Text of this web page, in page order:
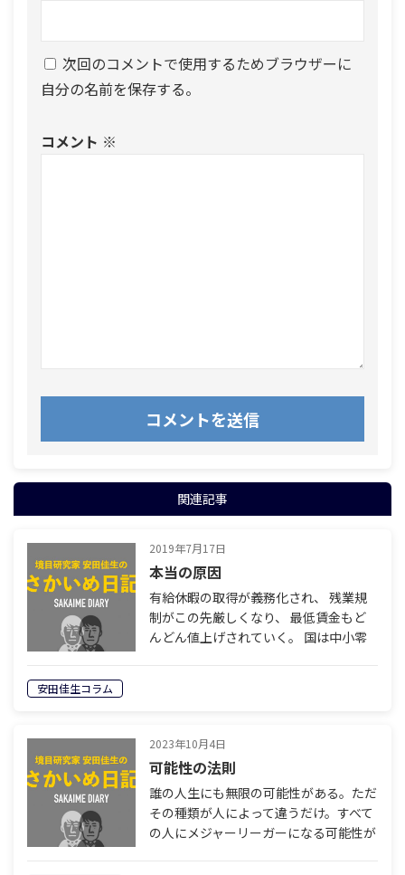
次回のコメントで使用するためブラウザーに
自分の名前を保存する。
コメント ※
関連記事
2019年7月17日
本当の原因
有給休暇の取得が義務化され、 残業規
制がこの先厳しくなり、 最低賃金もど
んどん値上げされていく。 国は中小零
安田佳生コラム
2023年10月4日
可能性の法則
誰の人生にも無限の可能性がある。ただ
その種類が人によって違うだけ。すべて
の人にメジャーリーガーになる可能性が